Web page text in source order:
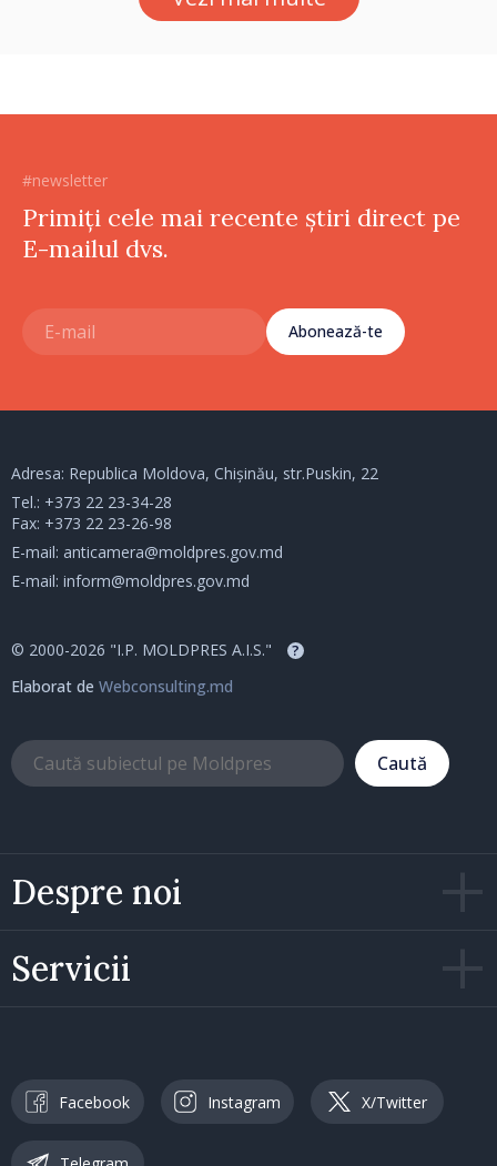
#newsletter
Primiți cele mai recente știri direct pe
E-mailul dvs.
Abonează-te
Despre noi
Servicii
Adresa: Republica Moldova, Chișinău, str.Puskin, 22
Tel.: +373 22 23-34-28
Fax: +373 22 23-26-98
E-mail: anticamera@moldpres.gov.md
E-mail: inform@moldpres.gov.md
© 2000-2026 "I.P. MOLDPRES A.I.S." ?
Elaborat de Webconsulting.md
Caută
Facebook Instagram X/Twitter